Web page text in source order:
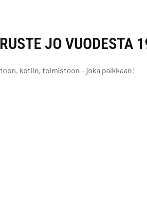
JO VUODESTA
kotiin, toimistoon – joka paikkaan!